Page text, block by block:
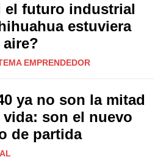
el futuro industrial
estuviera
aire?
EMPRENDEDOR
ya no son la mitad
vida: son el nuevo
de partida